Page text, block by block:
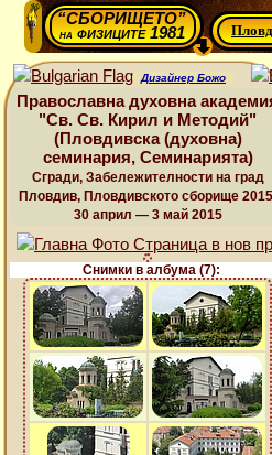
“СБОРИЩЕТО”
нафизиците 1981
Дизайнер Божо
Православна духовна
"Св. Св. Кирил и Методий"
(Пловдивска (духовна)
семинария, Семинарията)
Сгради, Забележителности на град
Пловдив, Пловдивското сборище
30 април — 3 май 2015
Снимки в албума (7):